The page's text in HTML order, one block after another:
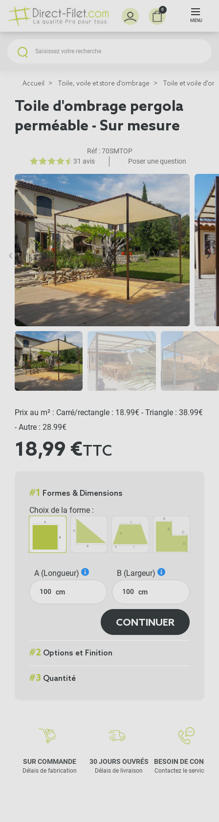
0
MENU
Accueil Toile, voile et store d'ombrage Toile et voile
Toile d'ombrage pergola
perméable - Sur mesure
Réf :70SMTOP
31 avis
Poser une question
Précédent
keyboard_arrow_left keyboard_arrow_right
Prix au m² : Carré/rectangle : 18.99€ - Triangle : 38.99€
- Autre : 28.99€
18,99 €TTC
#1 Formes & Dimensions
Choix de la forme :
A (Longueur)
cm
B (Largeur)
cm
CONTINUER
#2 Options et Finition
#3 Quantité
SUR COMMANDE
Délais de fabrication
30 JOURS OUVRÉS
Délais de livraison
BESOIN DE CONSEIL
Contactez le service